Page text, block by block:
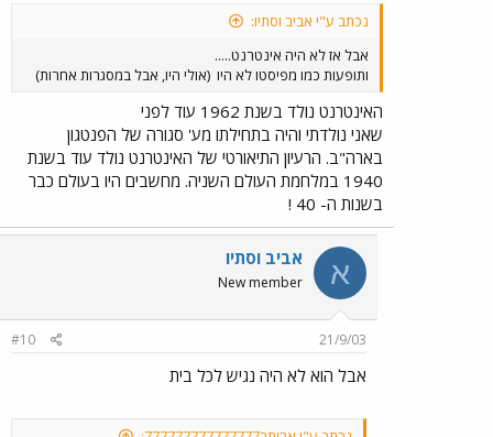
נכתב ע"י אביב וסתיו:
אבל אז לא היה אינטרנט.....
ותופעות כמו מפיסטו לא היו (אולי היו, אבל במסגרות אחרות)
האינטרנט נולד בשנת 1962 עוד לפני
שאני נולדתי והיה בתחילתו מע' סגורה של הפנטגון
בארה"ב. הרעיון התיאורטי של האינטרנט נולד עוד בשנת
1940 במלחמת העולם השניה. מחשבים היו בעולם כבר
בשנות ה- 40 !
א אביב וסתיו
New member
21/9/03
#10
אבל הוא לא היה נגיש לכל בית